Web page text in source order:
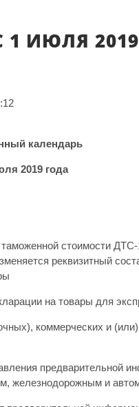
ИЮЛЯ
календарь
2019 года
стоимости
реквизитный
на товары для
коммерческих и
предварительной
железнодорожным и